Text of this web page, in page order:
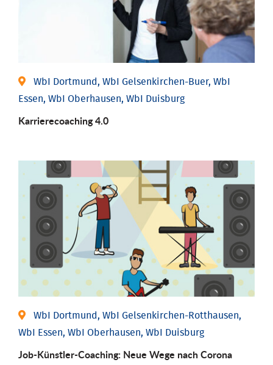
WbI Dortmund, WbI Gelsenkirchen-Buer, WbI
Essen, WbI Oberhausen, WbI Duisburg
Karriere­coaching 4.0
WbI Dortmund, WbI Gelsenkirchen-Rotthausen,
WbI Essen, WbI Oberhausen, WbI Duisburg
Job-Künstler-Coaching: Neue Wege nach Corona